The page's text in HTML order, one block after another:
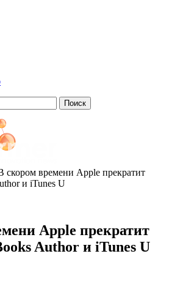
скором времени Apple прекратит
и iTunes U
Apple прекратит
Author и iTunes U